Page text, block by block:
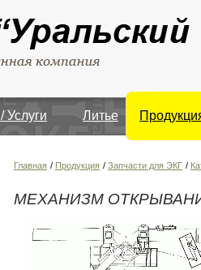
Услуги Литье
Главная / Продукция / Запчасти для ЭКГ /
МЕХАНИЗМ